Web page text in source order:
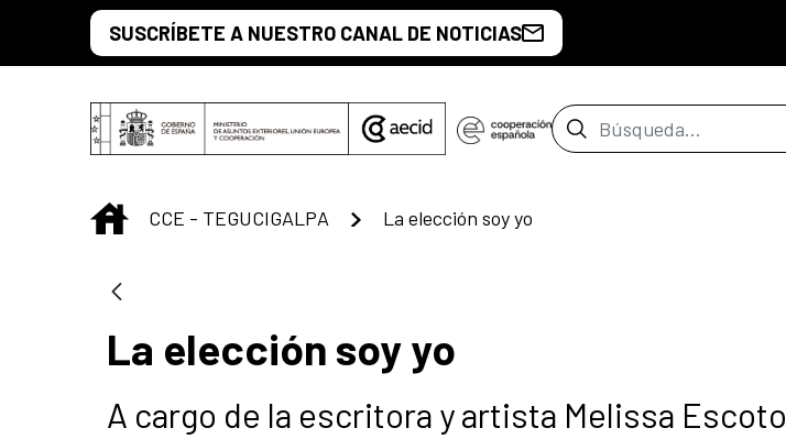
Saltar al contenido principal
SUSCRÍBETE A NUESTRO CANAL DE NOTICIAS
Barra de búsqueda
INICIO
CCE - TEGUCIGALPA La elección soy yo
La elección soy yo
A cargo de la escritora y artista Melissa Escoto